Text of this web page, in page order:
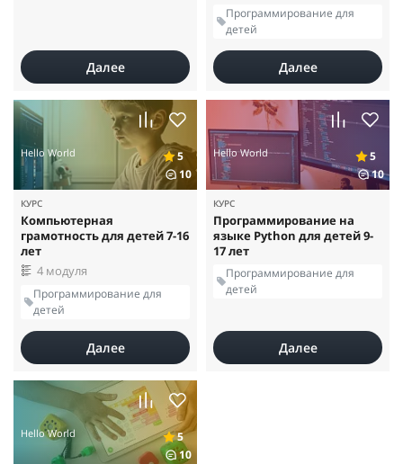
Далее
Программирование для
детей
Далее
Hello World
5
10
КУРС
Компьютерная
грамотность для детей 7-16
лет
4 модуля
Программирование для
детей
Далее
Hello World
5
10
КУРС
Программирование на
языке Python для детей 9-
17 лет
Программирование для
детей
Далее
Hello World
5
10